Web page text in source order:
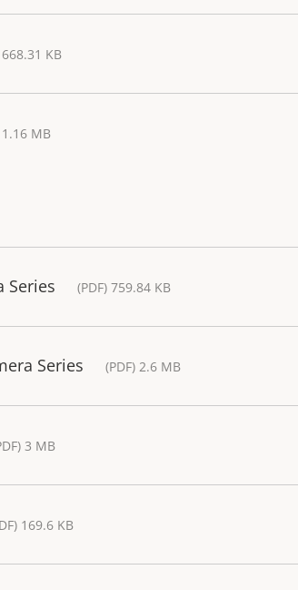
668.31 KB
1.16 MB
Series (PDF) 759.84 KB
Series (PDF) 2.6 MB
3 MB
169.6 KB